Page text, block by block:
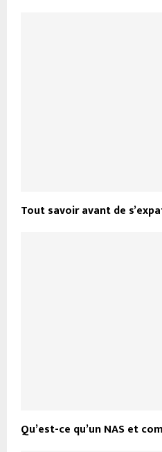
Tout savoir avant de
Qu’est-ce qu’un NAS et